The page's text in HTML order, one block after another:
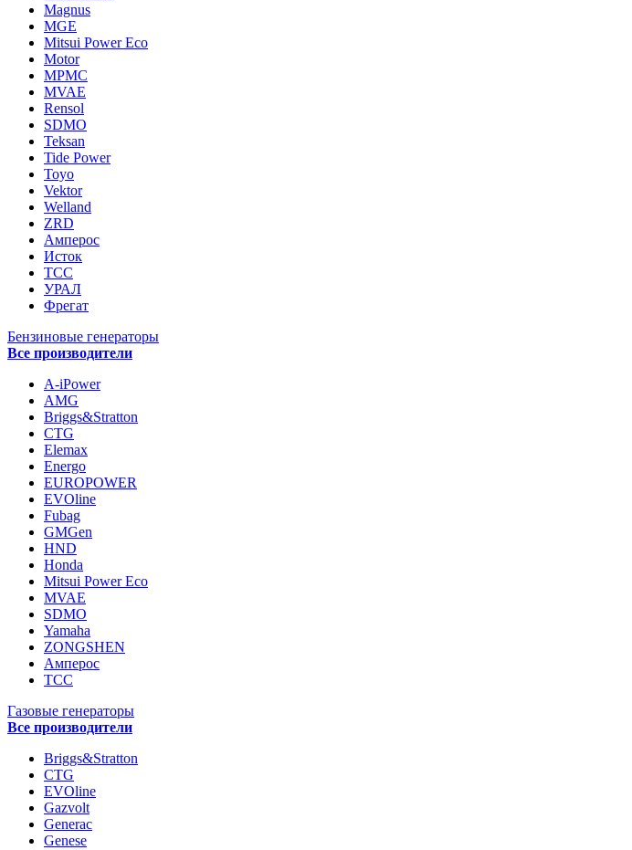
Magnus
MGE
Mitsui Power Eco
Motor
MPMC
MVAE
Rensol
SDMO
Teksan
Tide Power
Toyo
Vektor
Welland
ZRD
Амперос
Исток
ТСС
УРАЛ
Фрегат
Бензиновые генераторы
Все производители
A-iPower
AMG
Briggs&Stratton
CTG
Elemax
Energo
EUROPOWER
EVOline
Fubag
GMGen
HND
Honda
Mitsui Power Eco
MVAE
SDMO
Yamaha
ZONGSHEN
Амперос
ТСС
Газовые генераторы
Все производители
Briggs&Stratton
CTG
EVOline
Gazvolt
Generac
Genese